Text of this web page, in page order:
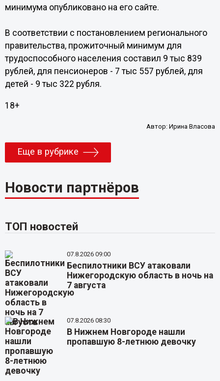
минимума опубликовано на его сайте.
В соответствии с постановлением регионального
правительства, прожиточный минимум для
трудоспособного населения составил 9 тыс 839
рублей, для пенсионеров - 7 тыс 557 рублей, для
детей - 9 тыс 322 рубля.
18+
Автор:Ирина Власова
Еще в рубрике
Новости партнёров
ТОП новостей
07.8.2026 09:00
Беспилотники ВСУ атаковали
Нижегородскую область в ночь на
7 августа
07.8.2026 08:30
В Нижнем Новгороде нашли
пропавшую 8-летнюю девочку